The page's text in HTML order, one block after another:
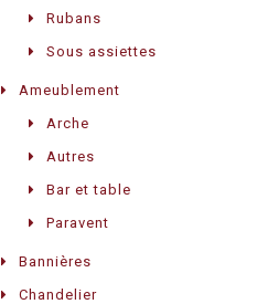
Rubans
Sous assiettes
Ameublement
Arche
Autres
Bar et table
Paravent
Bannières
Chandelier